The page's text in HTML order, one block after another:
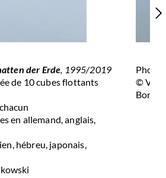
der Erde , 1995/2019
de 10 cubes flottants
en allemand, anglais,
hébreu, japonais,
Photo:
© Vera
Bonn